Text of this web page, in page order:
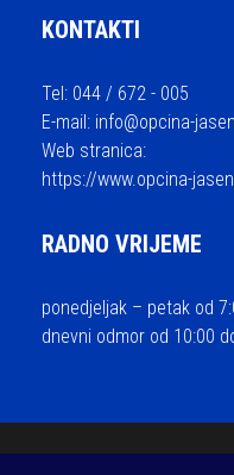
KONTAKTI
Tel: 044 / 672 - 005
E-mail: info@opcina-
Web stranica:
https://www.opcina-
RADNO VRIJEME
ponedjeljak – petak od
dnevni odmor od 10:00